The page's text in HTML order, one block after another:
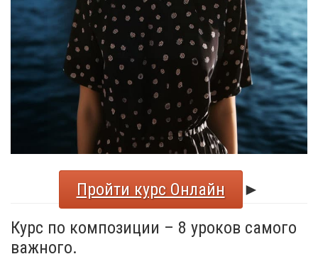
Пройти курс Онлайн
►
Курс по композиции – 8 уроков самого
важного.